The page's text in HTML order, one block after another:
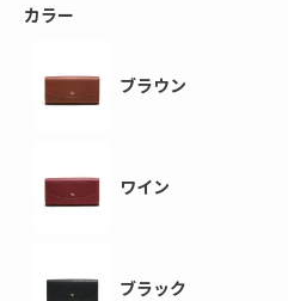
カラー
ブラウン
ワイン
ブラック